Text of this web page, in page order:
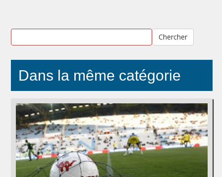
Chercher
Dans la même catégorie